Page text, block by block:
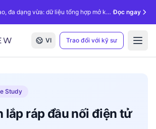
Sản lượng cao, đa dạng vừa: dữ liệu tổng hợp mở khóa kiểm tra bằng AI. Đọc ngay
VI Trao đổi với kỹ sư
Study
lắp ráp đầu nối điện tử